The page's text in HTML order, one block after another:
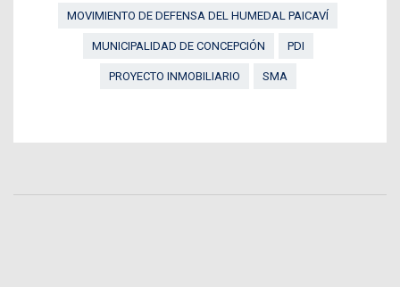
MOVIMIENTO DE DEFENSA DEL HUMEDAL PAICAVÍ
MUNICIPALIDAD DE CONCEPCIÓN PDI
PROYECTO INMOBILIARIO SMA